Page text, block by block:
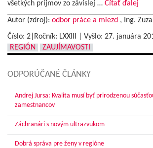
všetkých príjmov zo závislej … Čítať ďalej
Autor (zdroj): odbor práce a miezd , Ing.
Číslo: 2|Ročník: LXXIII | Vyšlo: 27. januára
REGIÓN
ZAUJÍMAVOSTI
ODPORÚČANÉ ČLÁNKY
Andrej Jursa: Kvalita musí byť prirodzenou
zamestnancov
Záchranári s novým ultrazvukom
Dobrá správa pre ženy v regióne